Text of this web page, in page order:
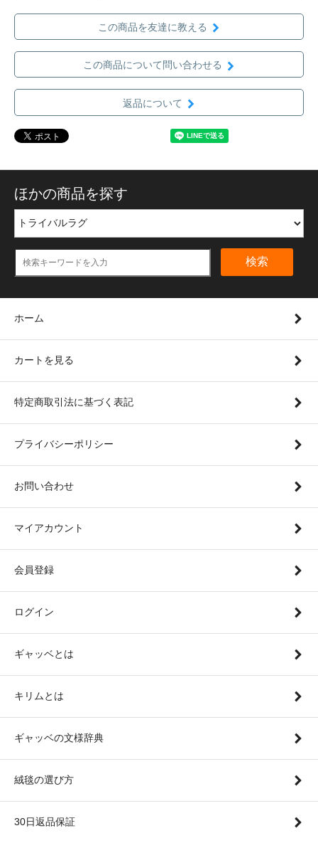
この商品を友達に教える
この商品について問い合わせる
返品について
ほかの商品を探す
検索
ホーム
カートを見る
特定商取引法に基づく表記
プライバシーポリシー
お問い合わせ
マイアカウント
会員登録
ログイン
ギャッベとは
キリムとは
ギャッベの文様辞典
絨毯の選び方
30日返品保証